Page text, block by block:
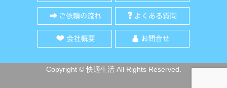
ご依頼の流れ
会社概要
Copyright © 快適生活 All Rights Reserved.